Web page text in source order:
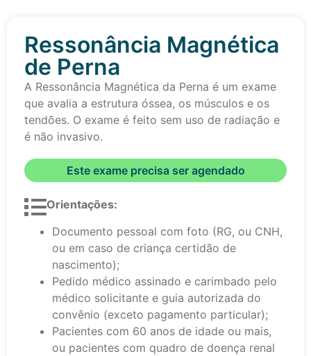
Ressonância Magnética
de Perna
A Ressonância Magnética da Perna é um exame
que avalia a estrutura óssea, os músculos e os
tendões. O exame é feito sem uso de radiação e
é não invasivo.
Este exame precisa ser agendado
Orientações:
Documento pessoal com foto (RG, ou CNH,
ou em caso de criança certidão de
nascimento);
Pedido médico assinado e carimbado pelo
médico solicitante e guia autorizada do
convênio (exceto pagamento particular);
Pacientes com 60 anos de idade ou mais,
ou pacientes com quadro de doença renal